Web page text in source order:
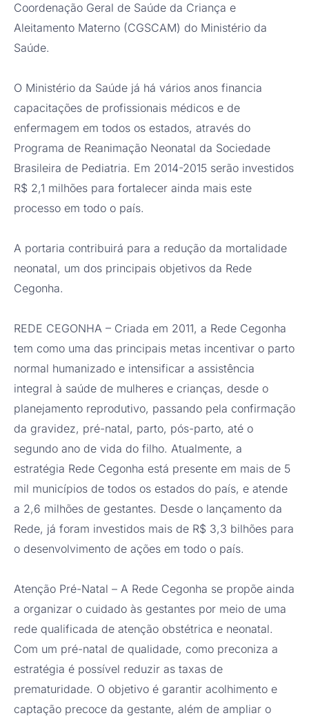
Coordenação Geral de Saúde da Criança e
Aleitamento Materno (CGSCAM) do Ministério da
Saúde.
O Ministério da Saúde já há vários anos financia
capacitações de profissionais médicos e de
enfermagem em todos os estados, através do
Programa de Reanimação Neonatal da Sociedade
Brasileira de Pediatria. Em 2014-2015 serão investidos
R$ 2,1 milhões para fortalecer ainda mais este
processo em todo o país.
A portaria contribuirá para a redução da mortalidade
neonatal, um dos principais objetivos da Rede
Cegonha.
REDE CEGONHA – Criada em 2011, a Rede Cegonha
tem como uma das principais metas incentivar o parto
normal humanizado e intensificar a assistência
integral à saúde de mulheres e crianças, desde o
planejamento reprodutivo, passando pela confirmação
da gravidez, pré-natal, parto, pós-parto, até o
segundo ano de vida do filho. Atualmente, a
estratégia Rede Cegonha está presente em mais de 5
mil municípios de todos os estados do país, e atende
a 2,6 milhões de gestantes. Desde o lançamento da
Rede, já foram investidos mais de R$ 3,3 bilhões para
o desenvolvimento de ações em todo o país.
Atenção Pré-Natal – A Rede Cegonha se propõe ainda
a organizar o cuidado às gestantes por meio de uma
rede qualificada de atenção obstétrica e neonatal.
Com um pré-natal de qualidade, como preconiza a
estratégia é possível reduzir as taxas de
prematuridade. O objetivo é garantir acolhimento e
captação precoce da gestante, além de ampliar o